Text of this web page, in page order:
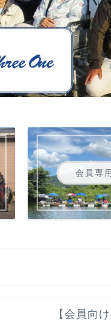
会員専
【会員向